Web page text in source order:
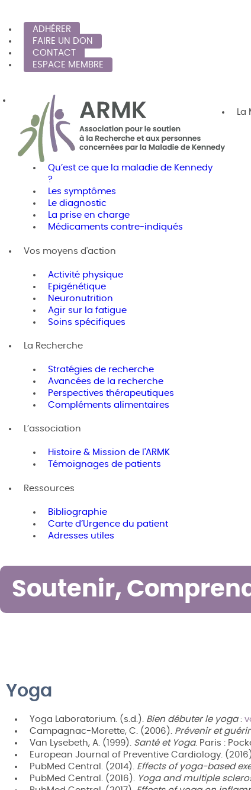
ADHÉRER
FAIRE UN DON
CONTACT
ESPACE MEMBRE
La
Qu’est ce que la maladie de Kennedy
?
Les symptômes
Le diagnostic
La prise en charge
Médicaments contre-indiqués
Vos moyens d'action
Activité physique
Epigénétique
Neuronutrition
Agir sur la fatigue
Soins spécifiques
La Recherche
Stratégies de recherche
Avancées de la recherche
Perspectives thérapeutiques
Compléments alimentaires
L’association
Histoire & Mission de l'ARMK
Témoignages de patients
Ressources
Bibliographie
Carte d’Urgence du patient
Adresses utiles
Soutenir,
Yoga
Yoga Laboratorium. (s.d.). Bien débuter le yoga:
Campagnac-Morette, C. (2006). Prévenir et
Van Lysebeth, A. (1999). Santé et Yoga. Paris :
European Journal of Preventive Cardiology.
PubMed Central. (2014). Effects of yoga-based
PubMed Central. (2016). Yoga and multiple